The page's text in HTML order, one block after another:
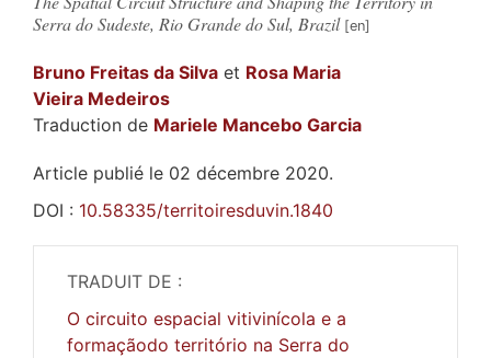
Serra do Sudeste, Rio Grande do Sul, Brazil
Bruno Freitas da Silva et Rosa Maria
Vieira Medeiros
Traduction de Mariele Mancebo Garcia
Article publié le 02 décembre 2020.
DOI : 10.58335/territoiresduvin.1840
TRADUIT DE :
O circuito espacial vitivinícola e a
formaçãodo território na Serra do